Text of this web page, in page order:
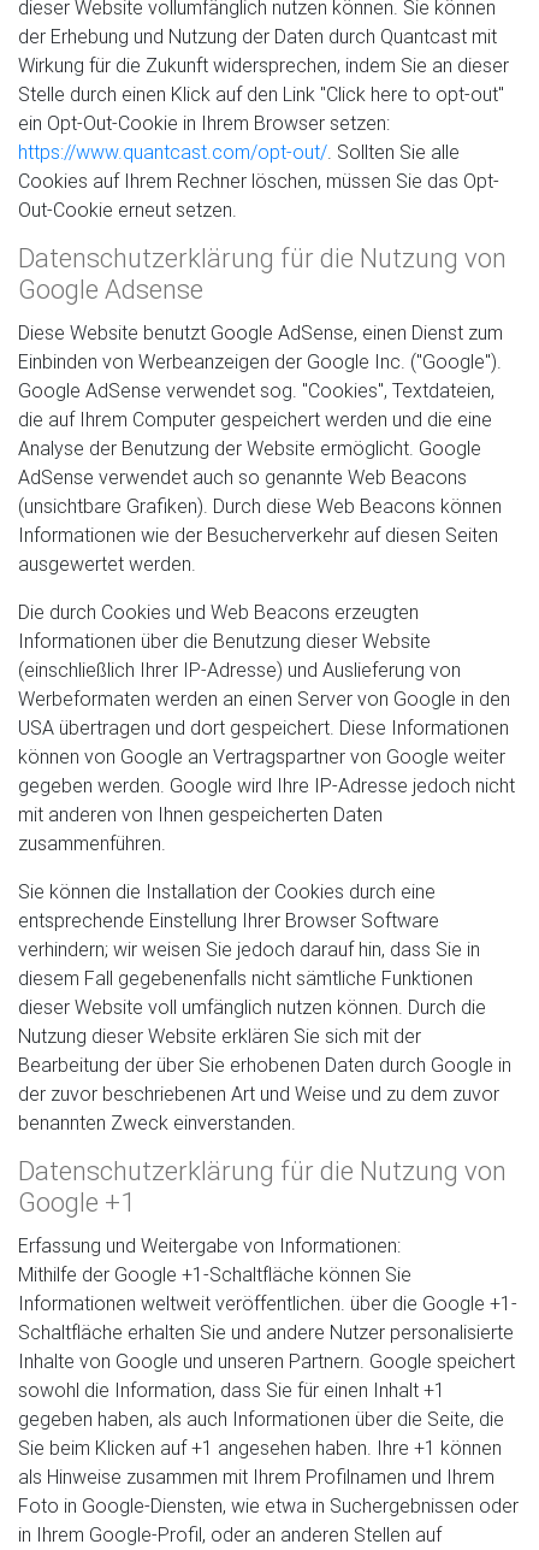
dieser Website vollumfänglich nutzen können. Sie können
der Erhebung und Nutzung der Daten durch Quantcast mit
Wirkung für die Zukunft widersprechen, indem Sie an dieser
Stelle durch einen Klick auf den Link "Click here to opt-out"
ein Opt-Out-Cookie in Ihrem Browser setzen:
https://www.quantcast.com/opt-out/. Sollten Sie alle
Cookies auf Ihrem Rechner löschen, müssen Sie das Opt-
Out-Cookie erneut setzen.
Datenschutzerklärung für die Nutzung von
Google Adsense
Diese Website benutzt Google AdSense, einen Dienst zum
Einbinden von Werbeanzeigen der Google Inc. ("Google").
Google AdSense verwendet sog. "Cookies", Textdateien,
die auf Ihrem Computer gespeichert werden und die eine
Analyse der Benutzung der Website ermöglicht. Google
AdSense verwendet auch so genannte Web Beacons
(unsichtbare Grafiken). Durch diese Web Beacons können
Informationen wie der Besucherverkehr auf diesen Seiten
ausgewertet werden.
Die durch Cookies und Web Beacons erzeugten
Informationen über die Benutzung dieser Website
(einschließlich Ihrer IP-Adresse) und Auslieferung von
Werbeformaten werden an einen Server von Google in den
USA übertragen und dort gespeichert. Diese Informationen
können von Google an Vertragspartner von Google weiter
gegeben werden. Google wird Ihre IP-Adresse jedoch nicht
mit anderen von Ihnen gespeicherten Daten
zusammenführen.
Sie können die Installation der Cookies durch eine
entsprechende Einstellung Ihrer Browser Software
verhindern; wir weisen Sie jedoch darauf hin, dass Sie in
diesem Fall gegebenenfalls nicht sämtliche Funktionen
dieser Website voll umfänglich nutzen können. Durch die
Nutzung dieser Website erklären Sie sich mit der
Bearbeitung der über Sie erhobenen Daten durch Google in
der zuvor beschriebenen Art und Weise und zu dem zuvor
benannten Zweck einverstanden.
Datenschutzerklärung für die Nutzung von
Google +1
Erfassung und Weitergabe von Informationen:
Mithilfe der Google +1-Schaltfläche können Sie
Informationen weltweit veröffentlichen. über die Google +1-
Schaltfläche erhalten Sie und andere Nutzer personalisierte
Inhalte von Google und unseren Partnern. Google speichert
sowohl die Information, dass Sie für einen Inhalt +1
gegeben haben, als auch Informationen über die Seite, die
Sie beim Klicken auf +1 angesehen haben. Ihre +1 können
als Hinweise zusammen mit Ihrem Profilnamen und Ihrem
Foto in Google-Diensten, wie etwa in Suchergebnissen oder
in Ihrem Google-Profil, oder an anderen Stellen auf